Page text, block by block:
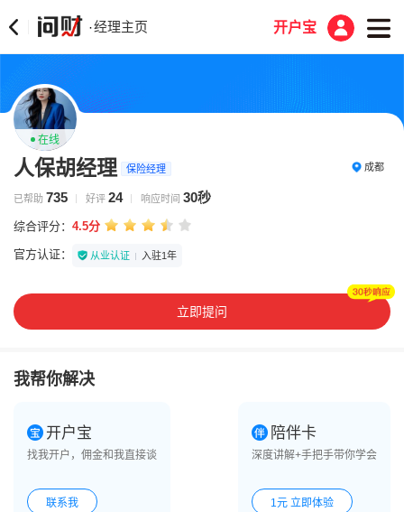
·经理主页 开户宝
在线
人保胡经理 保险经理 成都
已帮助 735 好评 24 响应时间 30秒
综合评分： 4.5分
官方认证： 从业认证 入驻1年
立即提问
我帮你解决
开户宝
找我开户，佣金和我直接谈
联系我
陪伴卡
深度讲解+手把手带你学会
1元 立即体验